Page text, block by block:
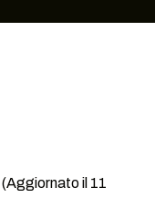
(Aggiornato il 11